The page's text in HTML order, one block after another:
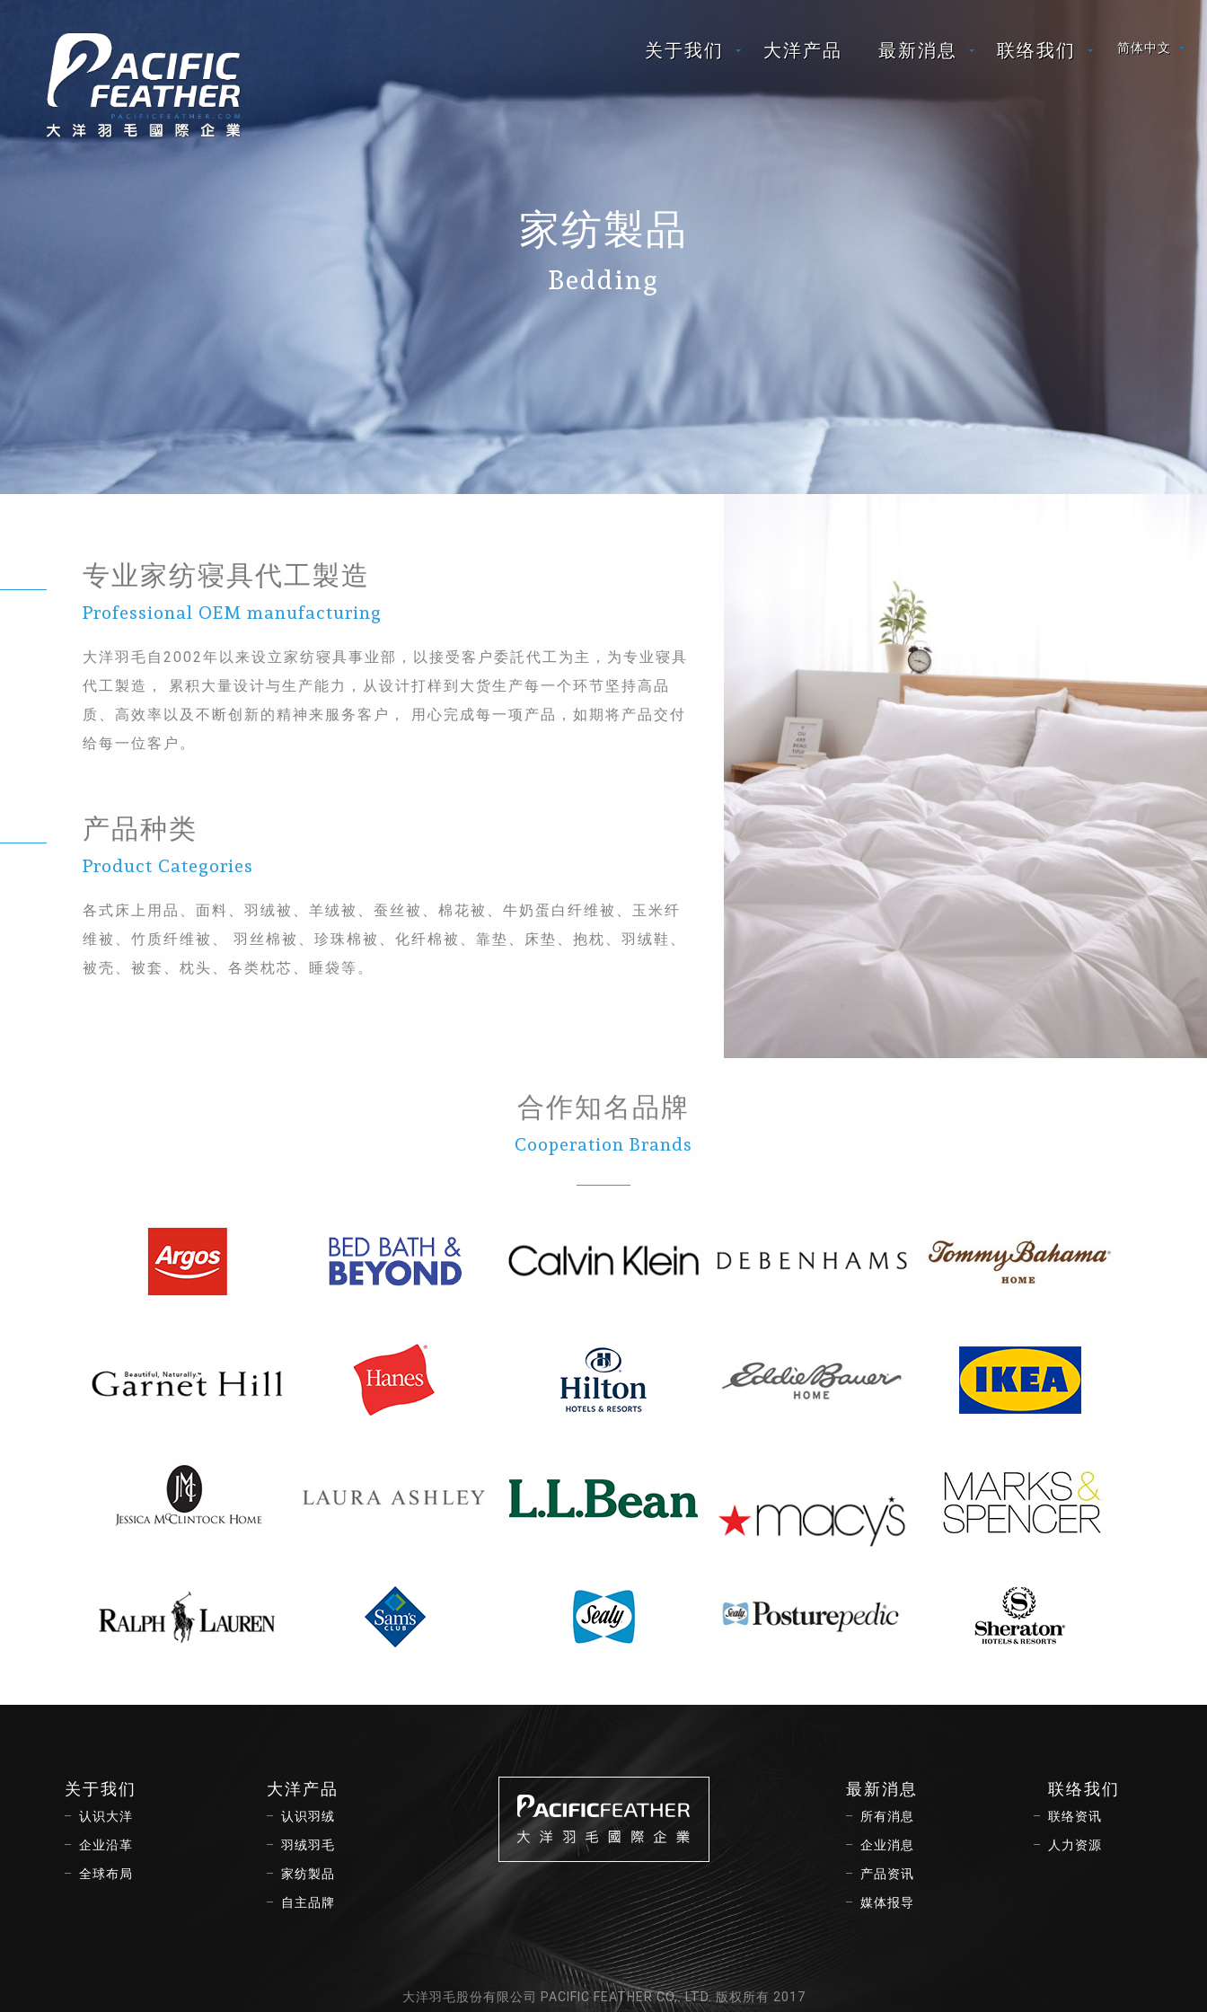
关于我们 大洋产品 最新消息 联络我们 简体中文
家纺製品
Bedding
专业家纺寝具代工製造
Professional OEM manufacturing
大洋羽毛自2002年以来设立家纺寝具事业部，以接受客户委託代工为主，为专业寝具
代工製造， 累积大量设计与生产能力，从设计打样到大货生产每一个环节坚持高品
质、高效率以及不断创新的精神来服务客户， 用心完成每一项产品，如期将产品交付
给每一位客户。
产品种类
Product Categories
各式床上用品、面料、羽绒被、羊绒被、蚕丝被、棉花被、牛奶蛋白纤维被、玉米纤
维被、竹质纤维被、 羽丝棉被、珍珠棉被、化纤棉被、靠垫、床垫、抱枕、羽绒鞋、
被壳、被套、枕头、各类枕芯、睡袋等。
合作知名品牌
Cooperation Brands
关于我们
认识大洋
企业沿革
全球布局
大洋产品
认识羽绒
羽绒羽毛
家纺製品
自主品牌
最新消息
所有消息
企业消息
产品资讯
媒体报导
联络我们
联络资讯
人力资源
大洋羽毛股份有限公司 PACIFIC FEATHER CO,. LTD. 版权所有 2017